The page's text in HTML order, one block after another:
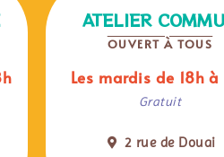
ATELIER
OUVERT À TOUS
Les mardis de 18h à
Gratuit
2 rue de Douai